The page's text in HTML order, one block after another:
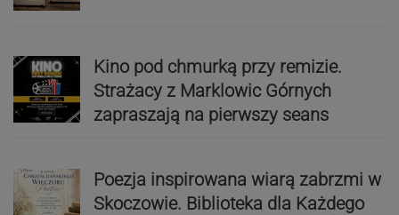
Kino pod chmurką przy remizie.
Strażacy z Marklowic Górnych
zapraszają na pierwszy seans
Poezja inspirowana wiarą zabrzmi w
Skoczowie. Biblioteka dla Każdego